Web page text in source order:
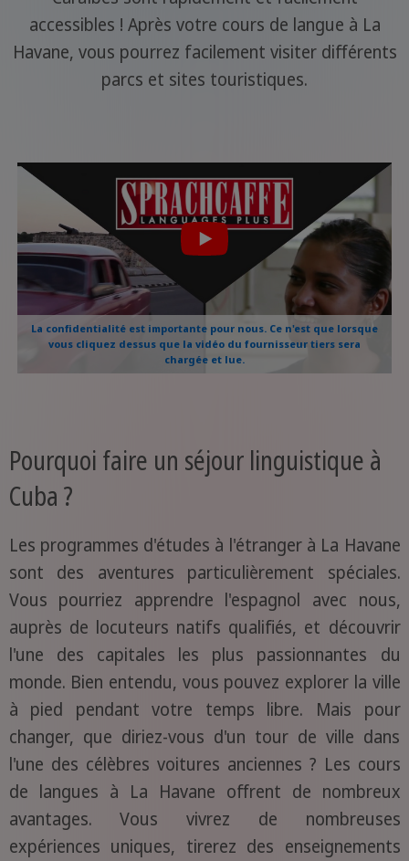
accessibles ! Après votre cours de langue à La
Havane, vous pourrez facilement visiter différents
parcs et sites touristiques.
La confidentialité est importante pour nous. Ce n'est que lorsque
vous cliquez dessus que la vidéo du fournisseur tiers sera
chargée et lue.
Pourquoi faire un séjour linguistique à
Cuba ?
Les programmes d'études à l'étranger à La Havane
sont des aventures particulièrement spéciales.
Vous pourriez apprendre l'espagnol avec nous,
auprès de locuteurs natifs qualifiés, et découvrir
l'une des capitales les plus passionnantes du
monde. Bien entendu, vous pouvez explorer la ville
à pied pendant votre temps libre. Mais pour
changer, que diriez-vous d'un tour de ville dans
l'une des célèbres voitures anciennes ? Les cours
de langues à La Havane offrent de nombreux
avantages. Vous vivrez de nombreuses
expériences uniques, tirerez des enseignements